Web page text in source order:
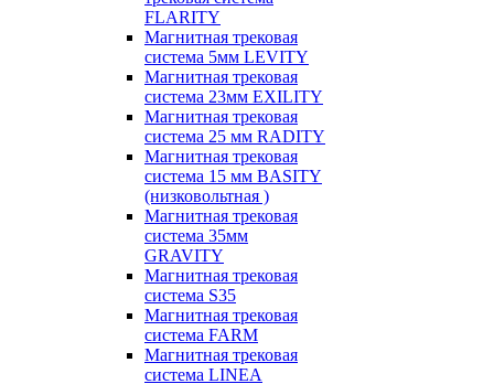
FLARITY
Магнитная трековая
система 5мм LEVITY
Магнитная трековая
система 23мм EXILITY
Магнитная трековая
система 25 мм RADITY
Магнитная трековая
система 15 мм BASITY
(низковольтная )
Магнитная трековая
система 35мм
GRAVITY
Магнитная трековая
система S35
Магнитная трековая
система FARM
Магнитная трековая
система LINEA